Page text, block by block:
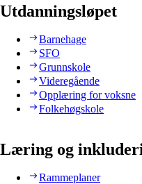
Utdanningsløpet
Barnehage
SFO
Grunnskole
Videregående
Opplæring for voksne
Folkehøgskole
Læring og
Rammeplaner